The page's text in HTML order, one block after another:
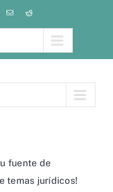
Correo
electrónico
Reddit
fuente de
temas jurídicos!